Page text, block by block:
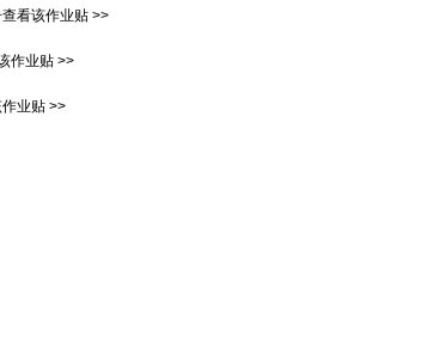
查看该作业贴 >>
作业贴 >>
业贴 >>